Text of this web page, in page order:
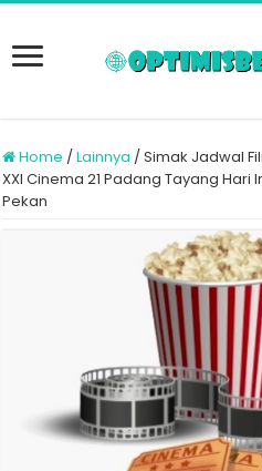
Home /Lainnya /Simak Jadwal
XXI Cinema 21 Padang Tayang
Pekan